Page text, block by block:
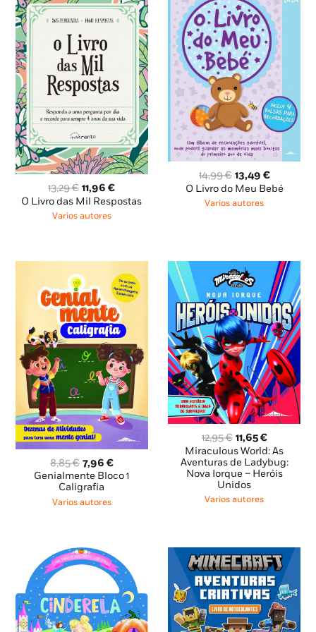
13,29€ O
preço
original
11,96€O
preço
O Livro das Mil Respostas
Varios autores
14,99€ O
preço
original
13,49 €O
preço
O Livro do Meu Bebé
Varios autores
8,85€ O
preço
original
era:
7,96 €O
preço
Genialmente Bloco 1
Caligrafia
Varios autores
12,95€ O
preço
original
era:
12,95 €.
11,65€O
preço
atual
é:
Miraculous World: As
Aventuras de Ladybug:
Nova Iorque – Heróis
Unidos
Varios autores